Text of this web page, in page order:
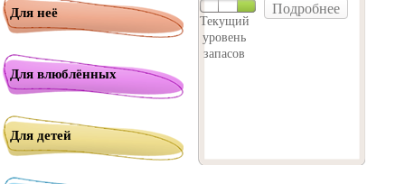
Для неё
Для влюблённых
Для детей
Текущий
уровень
запасов
Подробнее